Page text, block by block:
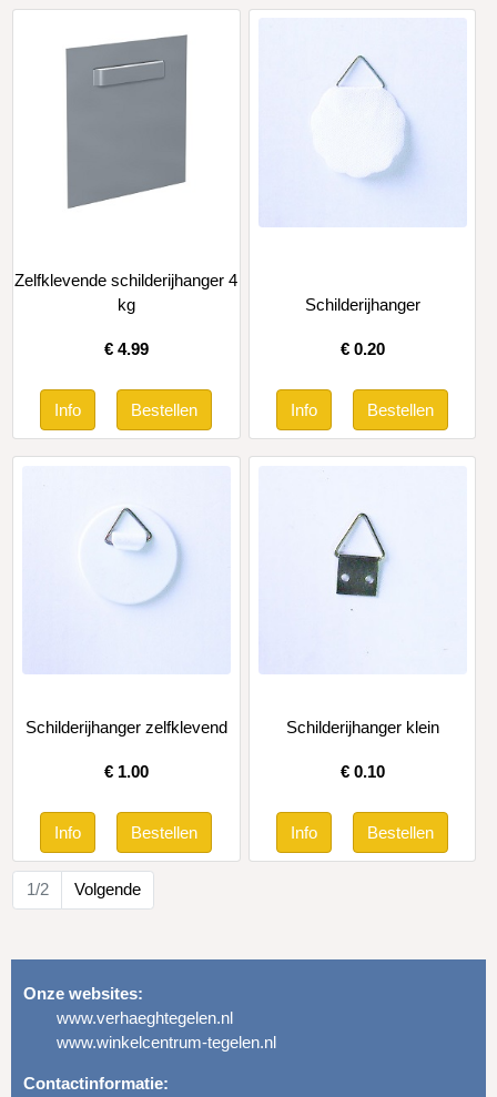
Zelfklevende schilderijhanger 4
kg
€ 4.99
Schilderijhanger
€ 0.20
Schilderijhanger zelfklevend
€ 1.00
Schilderijhanger klein
€ 0.10
1/2 Volgende
Onze websites:
www.verhaeghtegelen.nl
www.winkelcentrum-tegelen.nl
Contactinformatie: